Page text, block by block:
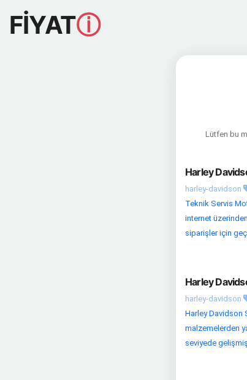
FİYATⓘ
Lütfen bu
Harley
harley-davidson
Teknik Servis
internet
siparişler için
Harley
harley-davidson
Harley Davidson
malzemelerden
seviyede